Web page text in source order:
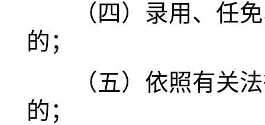
（四）录用、任免
的；
（五）依照有关法
的；